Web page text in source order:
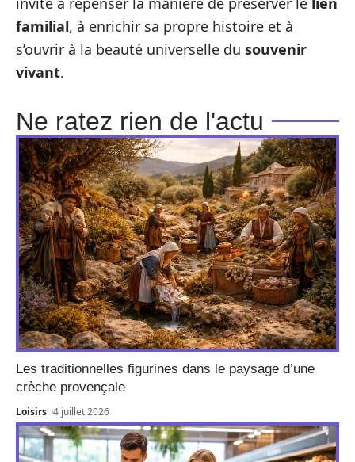
familial, à enrichir sa propre histoire et à
s’ouvrir à la beauté universelle du souvenir
vivant.
Ne ratez rien de l'actu
Les traditionnelles figurines dans le paysage d’une
crèche provençale
Loisirs 4 juillet 2026